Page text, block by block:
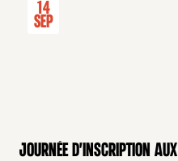
14
Sep
Journée d'inscription